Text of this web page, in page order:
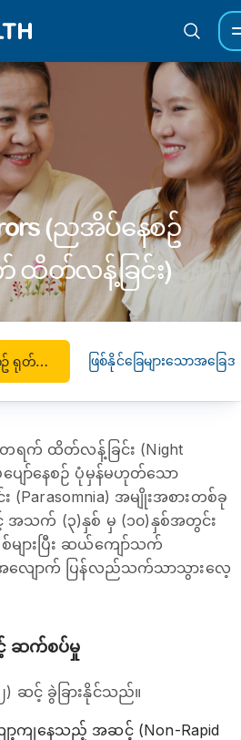
(ညအိပ်နေစဥ်
ထိတ်လန့်ခြင်း)
Night Terrors (ညအိပ်နေစဥ် ရုတ်တရက် ထိတ်လန့်ခြင်း) ဖြစ်နိုင်ခြေများသောအခြေအ
ရက် ထိတ်လန့်ခြင်း (Night
ော်နေစဉ် ပုံမှန်မဟုတ်သော
း (Parasomnia) အမျိုးအစားတစ်ခု
အသက် (၃)နှစ် မှ (၁၀)နှစ်အတွင်း
များပြီး ဆယ်ကျော်သက်
ျောက် ပြန်လည်သက်သာသွားလေ့
င့် ဆက်စပ်မှု
ဆင့် ခွဲခြားနိုင်သည်။
ော့ကျနေသည့် အဆင့် (Non-Rapid